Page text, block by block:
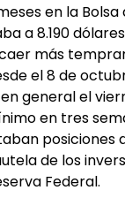
en la Bolsa
a 8.190
más
el 8 de
general el
en tres
posiciones
de los
Federal.